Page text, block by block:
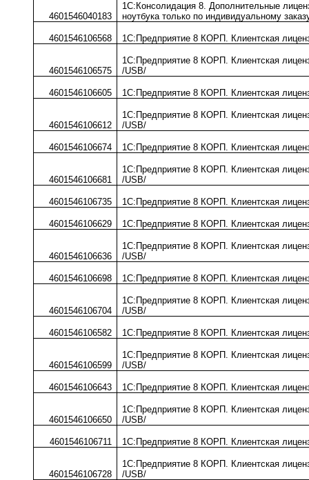
4601546040183
1С:Консолидация 8. Дополнительные
ноутбука только по индивидуальному
4601546106568 1С:Предприятие 8 КОРП. Клиентская
4601546106575
1С:Предприятие 8 КОРП. Клиентская
/USB/
4601546106605 1С:Предприятие 8 КОРП. Клиентская
4601546106612
1С:Предприятие 8 КОРП. Клиентская
/USB/
4601546106674 1С:Предприятие 8 КОРП. Клиентская
4601546106681
1С:Предприятие 8 КОРП. Клиентская
/USB/
4601546106735 1С:Предприятие 8 КОРП. Клиентская
4601546106629 1С:Предприятие 8 КОРП. Клиентская
4601546106636
1С:Предприятие 8 КОРП. Клиентская
/USB/
4601546106698 1С:Предприятие 8 КОРП. Клиентская
4601546106704
1С:Предприятие 8 КОРП. Клиентская
/USB/
4601546106582 1С:Предприятие 8 КОРП. Клиентская
4601546106599
1С:Предприятие 8 КОРП. Клиентская
/USB/
4601546106643 1С:Предприятие 8 КОРП. Клиентская
4601546106650
1С:Предприятие 8 КОРП. Клиентская
/USB/
4601546106711 1С:Предприятие 8 КОРП. Клиентская
4601546106728
1С:Предприятие 8 КОРП. Клиентская
/USB/